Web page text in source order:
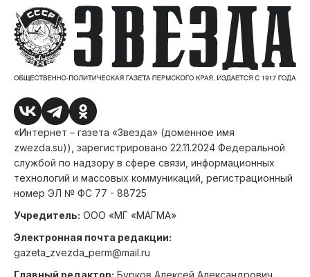
«Интернет – газета «Звезда» (доменное имя
zwezda.su)), зарегистрировано 22.11.2024 Федеральной
службой по надзору в сфере связи, информационных
технологий и массовых коммуникаций, регистрационный
номер ЭЛ № ФС 77 - 88725
Учредитель: ООО «МГ «МАГМА»
Электронная почта редакции:
gazeta_zvezda_perm@mail.ru